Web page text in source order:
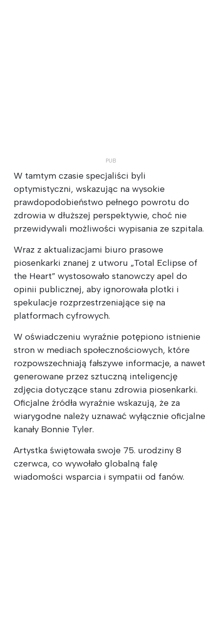
W tamtym czasie specjaliści byli
optymistyczni, wskazując na wysokie
prawdopodobieństwo pełnego powrotu do
zdrowia w dłuższej perspektywie, choć nie
przewidywali możliwości wypisania ze szpitala.
Wraz z aktualizacjami biuro prasowe
piosenkarki znanej z utworu „Total Eclipse of
the Heart” wystosowało stanowczy apel do
opinii publicznej, aby ignorowała plotki i
spekulacje rozprzestrzeniające się na
platformach cyfrowych.
W oświadczeniu wyraźnie potępiono istnienie
stron w mediach społecznościowych, które
rozpowszechniają fałszywe informacje, a nawet
generowane przez sztuczną inteligencję
zdjęcia dotyczące stanu zdrowia piosenkarki.
Oficjalne źródła wyraźnie wskazują, że za
wiarygodne należy uznawać wyłącznie oficjalne
kanały Bonnie Tyler.
Artystka świętowała swoje 75. urodziny 8
czerwca, co wywołało globalną falę
wiadomości wsparcia i sympatii od fanów.